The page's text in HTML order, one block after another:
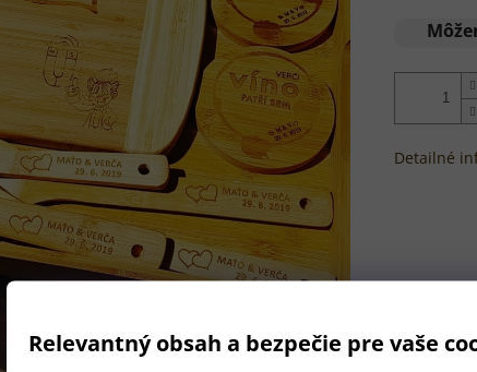
Relevantný obsah a bezpečie pre vaše
cena:
Detailné